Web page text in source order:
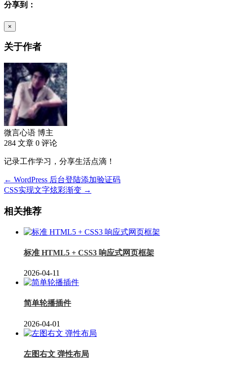
分享到：
×
关于作者
微言心语 博主
284 文章 0 评论
记录工作学习，分享生活点滴！
← WordPress 后台登陆添加验证码
CSS实现文字炫彩渐变 →
相关推荐
标准 HTML5 + CSS3 响应式网页框架
2026-04-11
简单轮播插件
2026-04-01
左图右文 弹性布局